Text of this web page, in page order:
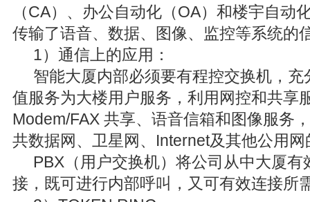
（CA）、办公自动化（OA）和楼宇自动
传输了语音、数据、图像、监控等系统的
1）通信上的应用：
智能大厦内部必须要有程控交换机，充
值服务为大楼用户服务，利用网控和共享
Modem/FAX 共享、语音信箱和图像服务
共数据网、卫星网、Internet及其他公用网
PBX（用户交换机）将公司从中大厦有
接，既可进行内部呼叫，又可有效连接所